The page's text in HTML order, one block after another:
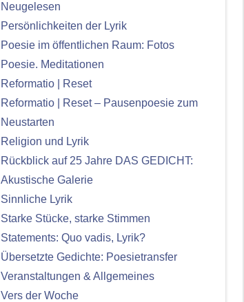
Neugelesen
Persönlichkeiten der Lyrik
Poesie im öffentlichen Raum: Fotos
Poesie. Meditationen
Reformatio | Reset
Reformatio | Reset – Pausenpoesie zum
Neustarten
Religion und Lyrik
Rückblick auf 25 Jahre DAS GEDICHT:
Akustische Galerie
Sinnliche Lyrik
Starke Stücke, starke Stimmen
Statements: Quo vadis, Lyrik?
Übersetzte Gedichte: Poesietransfer
Veranstaltungen & Allgemeines
Vers der Woche